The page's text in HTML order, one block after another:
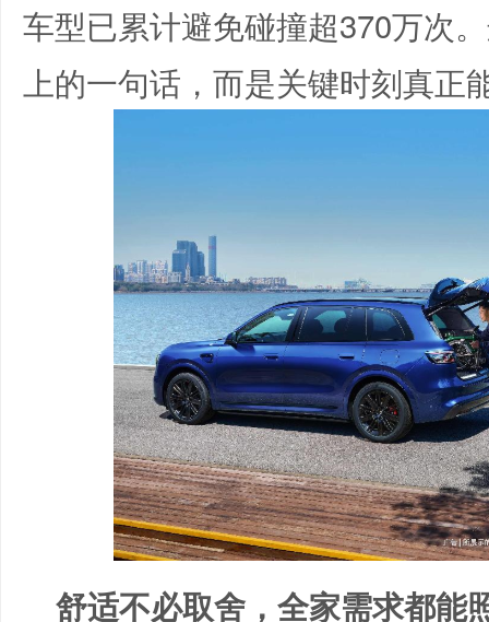
车型已累计避免碰撞超370万次
上的一句话，而是关键时刻真正
舒适不必取舍，全家需求都能